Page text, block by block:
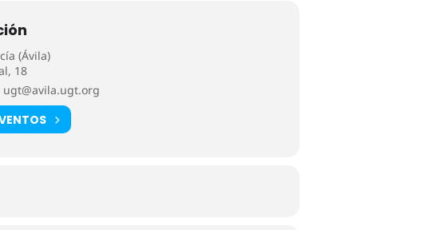
(Ávila)
18
ugt@avila.ugt.org